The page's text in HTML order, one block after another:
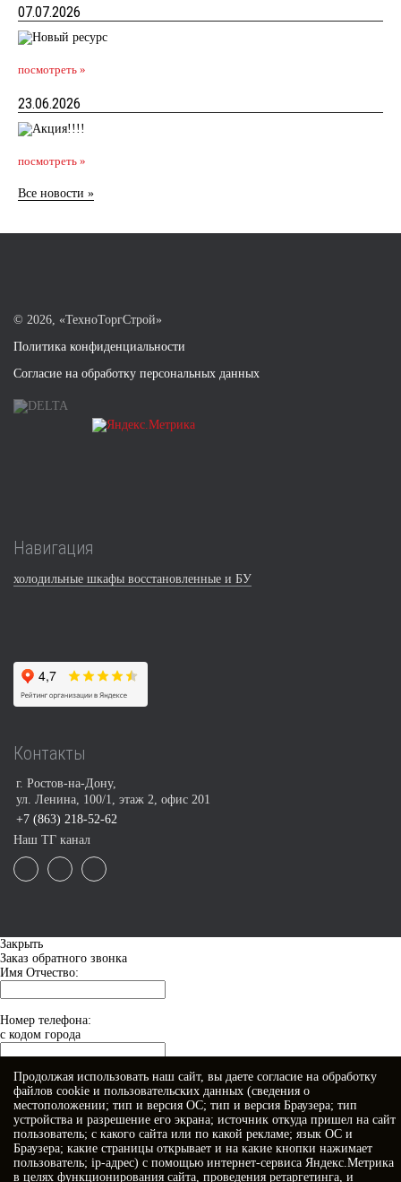
07.07.2026
посмотреть »
23.06.2026
посмотреть »
Все новости »
© 2026, «ТехноТоргСтрой»
Политика конфиденциальности
Согласие на обработку персональных данных
Навигация
холодильные шкафы восстановленные и БУ
Контакты
г. Ростов-на-Дону,
ул. Ленина, 100/1, этаж 2, офис 201
+7 (863) 218-52-62
Наш ТГ канал
Закрыть
Заказ обратного звонка
Имя Отчество:
Номер телефона:
с кодом города
Когда позвонить?
Продолжая использовать наш сайт, вы даете согласие на обработку
файлов cookie и пользовательских данных (сведения о
местоположении; тип и версия ОС; тип и версия Браузера; тип
устройства и разрешение его экрана; источник откуда пришел на сайт
пользователь; с какого сайта или по какой рекламе; язык ОС и
Браузера; какие страницы открывает и на какие кнопки нажимает
пользователь; ip-адрес) с помощью интернет-сервиса Яндекс.Метрика
в целях функционирования сайта, проведения ретаргетинга, и